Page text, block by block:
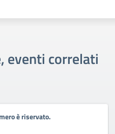
eventi correlati
è riservato.